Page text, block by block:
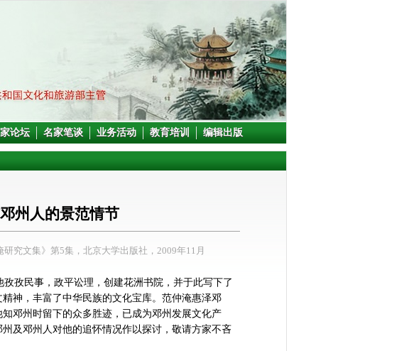
论坛 名家笔谈 业务活动 教育培训 编辑出版
州人的景范情节
研究文集》第5集，北京大学出版社，2009年11月
孜民事，政平讼理，创建花洲书院，并于此写下了
神，丰富了中华民族的文化宝库。范仲淹惠泽邓
邓州时留下的众多胜迹，已成为邓州发展文化产
及邓州人对他的追怀情况作以探讨，敬请方家不吝